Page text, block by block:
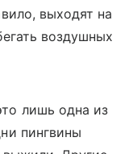
выходят на
воздушных
лишь одна из
пингвины